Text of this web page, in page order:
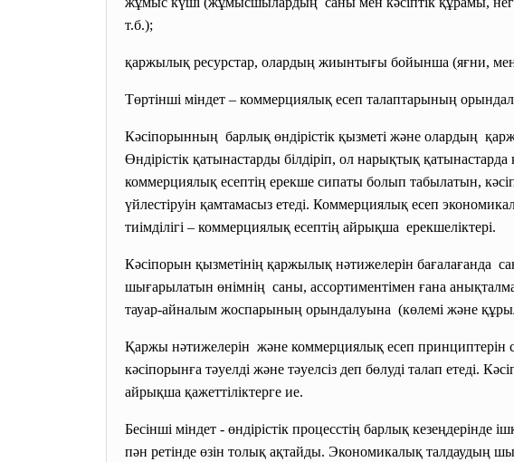
т.б.);
қаржылық ресурстар, олардың жиынтығы бойынша (яғни,
Төртінші міндет – коммерциялық есеп талаптарының
Кәсіпорынның барлық өндірістік қызметі және олардың
Өндірістік қатынастарды білдіріп, ол нарықтық
коммерциялық есептің ерекше сипаты болып табылатын,
үйлестіруін қамтамасыз етеді. Коммерциялық есеп
тиімділігі – коммерциялық есептің айрықша ерекшеліктері.
Кәсіпорын қызметінің қаржылық нәтижелерін бағалағанда
шығарылатын өнімнің саны, ассортиментімен ғана
тауар-айналым жоспарының орындалуына (көлемі және
Қаржы нәтижелерін және коммерциялық есеп принциптерін
кәсіпорынға тәуелді және тәуелсіз деп бөлуді талап етеді.
айрықша қажеттіліктерге ие.
Бесінші міндет - өндірістік процесстің барлық
пән ретінде өзін толық ақтайды. Экономикалық талдаудың